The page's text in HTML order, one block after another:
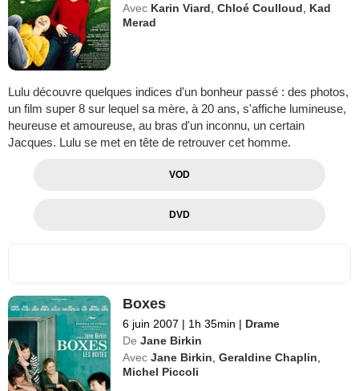
Avec Karin Viard ,Chloé Coulloud
Kad
Merad
Lulu découvre quelques indices d'un bonheur passé : des photos,
un film super 8 sur lequel sa mère, à 20 ans, s'affiche lumineuse,
heureuse et amoureuse, au bras d'un inconnu, un certain
Jacques. Lulu se met en tête de retrouver cet homme.
VOD
DVD
Boxes
6 juin 2007 | 1h 35min | Drame
De Jane Birkin
Avec Jane Birkin,Geraldine Chaplin,
Michel Piccoli